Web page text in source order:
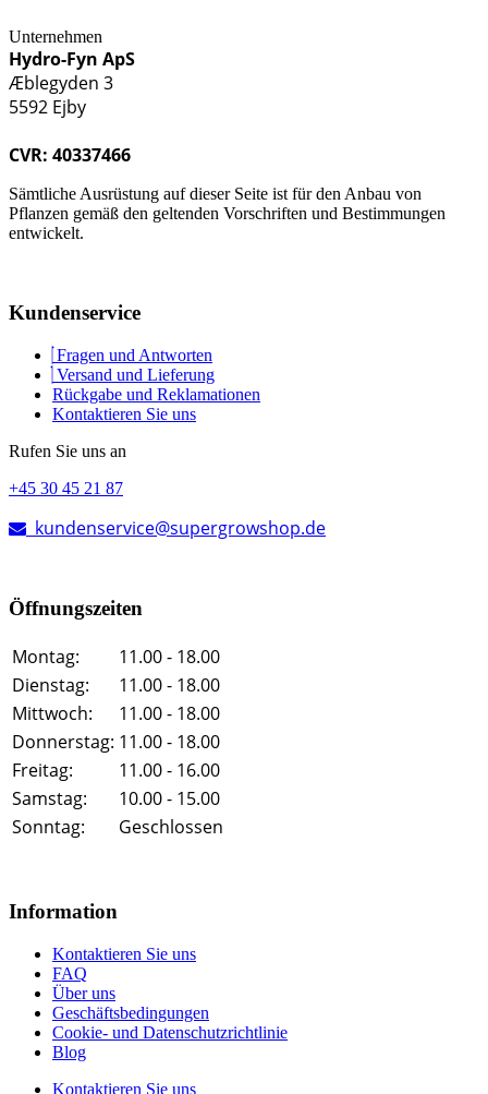
Unternehmen
Hydro-Fyn ApS
Æblegyden 3
5592 Ejby
CVR: 40337466
Sämtliche Ausrüstung auf dieser Seite ist für den Anbau von
Pflanzen gemäß den geltenden Vorschriften und Bestimmungen
entwickelt.
Kundenservice
Fragen und Antworten
Versand und Lieferung
Rückgabe und Reklamationen
Kontaktieren Sie uns
Rufen Sie uns an
+45 30 45 21 87
kundenservice@supergrowshop.de
Öffnungszeiten
Montag:
11.00 - 18.00
Dienstag:
11.00 - 18.00
Mittwoch:
11.00 - 18.00
Donnerstag: 11.00 - 18.00
Freitag:
11.00 - 16.00
Samstag:
10.00 - 15.00
Sonntag:
Geschlossen
Information
Kontaktieren Sie uns
FAQ
Über uns
Geschäftsbedingungen
Cookie- und Datenschutzrichtlinie
Blog
Kontaktieren Sie uns